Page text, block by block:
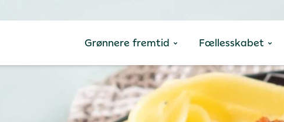
Grønnere fremtid Fællesskabet